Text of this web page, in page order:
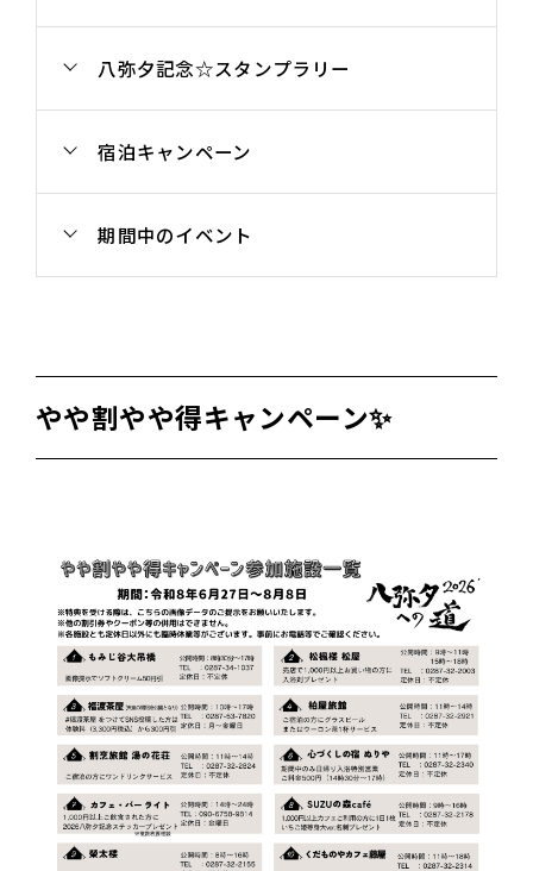
八弥夕記念☆スタンプラリー
宿泊キャンペーン
期間中のイベント
やや割やや得キャンペーン✨